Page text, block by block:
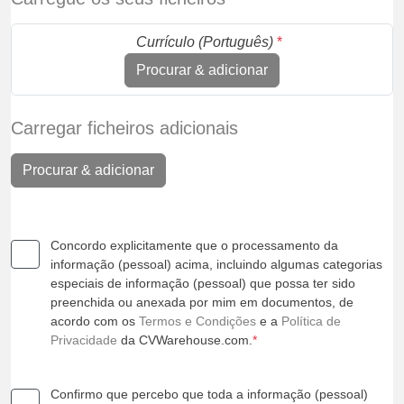
Currículo (Português) *
Procurar & adicionar
Carregar ficheiros adicionais
Procurar & adicionar
Concordo explicitamente que o processamento da
informação (pessoal) acima, incluindo algumas categorias
especiais de informação (pessoal) que possa ter sido
preenchida ou anexada por mim em documentos, de
acordo com os Termos e Condições e a Política de
Privacidade da CVWarehouse.com. *
Confirmo que percebo que toda a informação (pessoal)